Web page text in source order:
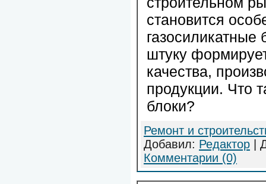
становится
штуку
качества,
продукции. Что
блоки?
Ремонт и
Добавил: Редактор |
Комментарии (0)